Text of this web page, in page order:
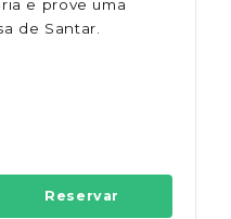
e prove uma
de Santar.
Reservar